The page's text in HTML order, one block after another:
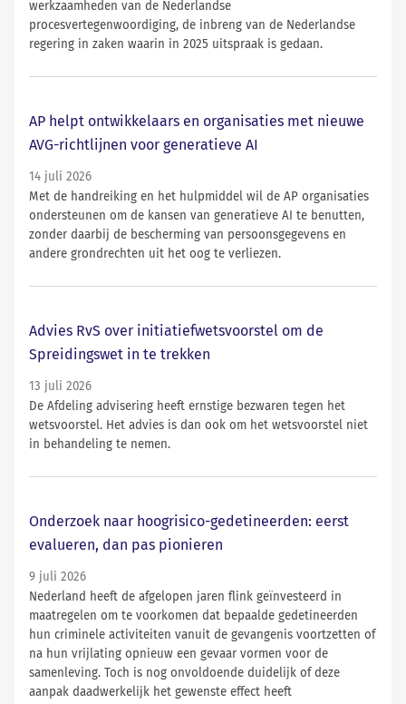
werkzaamheden van de Nederlandse
procesvertegenwoordiging, de inbreng van de Nederlandse
regering in zaken waarin in 2025 uitspraak is gedaan.
AP helpt ontwikkelaars en organisaties met nieuwe
AVG-richtlijnen voor generatieve AI
14 juli 2026
Met de handreiking en het hulpmiddel wil de AP organisaties
ondersteunen om de kansen van generatieve AI te benutten,
zonder daarbij de bescherming van persoonsgegevens en
andere grondrechten uit het oog te verliezen.
Advies RvS over initiatiefwetsvoorstel om de
Spreidingswet in te trekken
13 juli 2026
De Afdeling advisering heeft ernstige bezwaren tegen het
wetsvoorstel. Het advies is dan ook om het wetsvoorstel niet
in behandeling te nemen.
Onderzoek naar hoogrisico-gedetineerden: eerst
evalueren, dan pas pionieren
9 juli 2026
Nederland heeft de afgelopen jaren flink geïnvesteerd in
maatregelen om te voorkomen dat bepaalde gedetineerden
hun criminele activiteiten vanuit de gevangenis voortzetten of
na hun vrijlating opnieuw een gevaar vormen voor de
samenleving. Toch is nog onvoldoende duidelijk of deze
aanpak daadwerkelijk het gewenste effect heeft